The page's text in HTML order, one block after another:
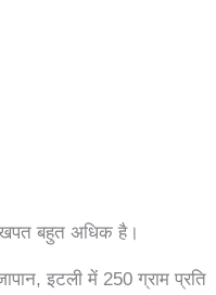
खपत बहुत अधिक है।
इटली में 250 ग्राम प्रति